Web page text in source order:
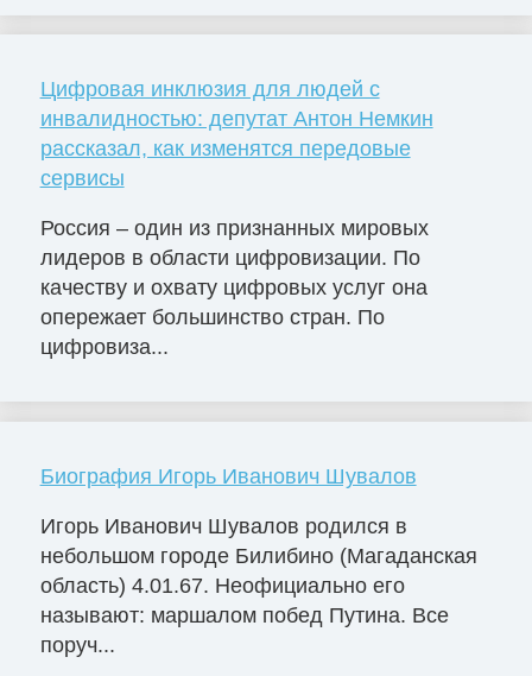
Цифровая инклюзия для людей с
инвалидностью: депутат Антон Немкин
рассказал, как изменятся передовые
сервисы
Россия – один из признанных мировых
лидеров в области цифровизации. По
качеству и охвату цифровых услуг она
опережает большинство стран. По
цифровиза...
Биография Игорь Иванович Шувалов
Игорь Иванович Шувалов родился в
небольшом городе Билибино (Магаданская
область) 4.01.67. Неофициально его
называют: маршалом побед Путина. Все
поруч...